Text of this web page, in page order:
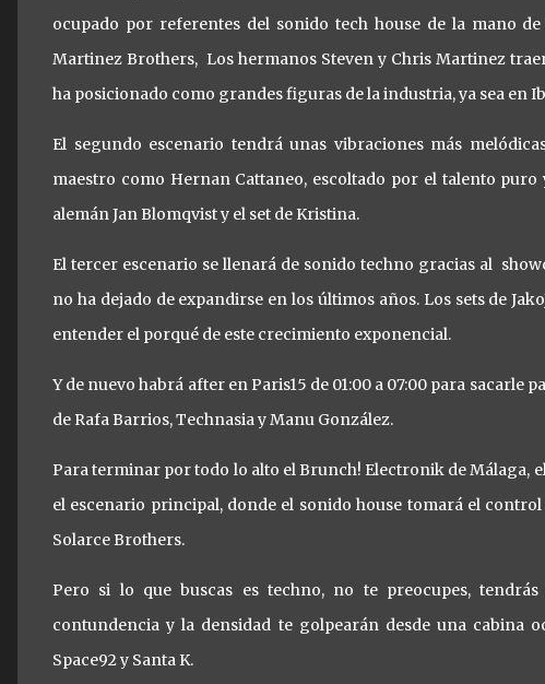
ocupado por referentes del sonido tech house de la mano
Martinez Brothers, Los hermanos Steven y Chris Martinez
ha posicionado como grandes figuras de la industria, ya sea en
El segundo escenario tendrá unas vibraciones más
maestro como Hernan Cattaneo, escoltado por el talento
alemán Jan Blomqvist y el set de Kristina.
El tercer escenario se llenará de sonido techno gracias al
no ha dejado de expandirse en los últimos años. Los sets de
entender el porqué de este crecimiento exponencial.
Y de nuevo habrá after en Paris15 de 01:00 a 07:00 para sacarle
de Rafa Barrios, Technasia y Manu González.
Para terminar por todo lo alto el Brunch! Electronik de Málaga,
el escenario principal, donde el sonido house tomará el
Solarce Brothers.
Pero si lo que buscas es techno, no te preocupes,
contundencia y la densidad te golpearán desde una cabina
Space92 y Santa K.